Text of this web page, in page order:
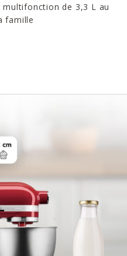
de 3,3 L au
famille